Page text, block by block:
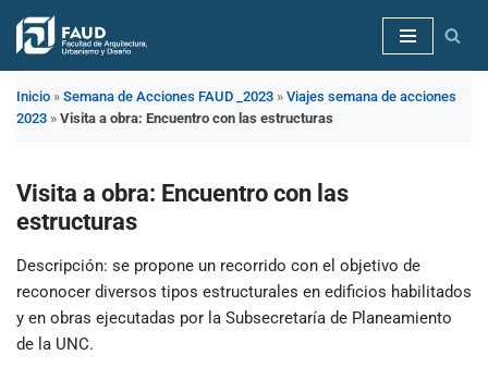
Saltar
contenido
Inicio » Semana de Acciones FAUD _2023 » Viajes semana de acciones
2023 » Visita a obra: Encuentro con las estructuras
Visita a obra: Encuentro con las
estructuras
Descripción: se propone un recorrido con el objetivo de
reconocer diversos tipos estructurales en edificios habilitados
y en obras ejecutadas por la Subsecretaría de Planeamiento
de la UNC.